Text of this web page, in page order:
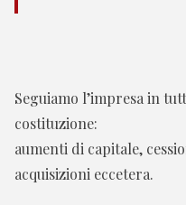
Seguiamo l’impresa in
costituzione:
aumenti di capitale,
acquisizioni eccetera.